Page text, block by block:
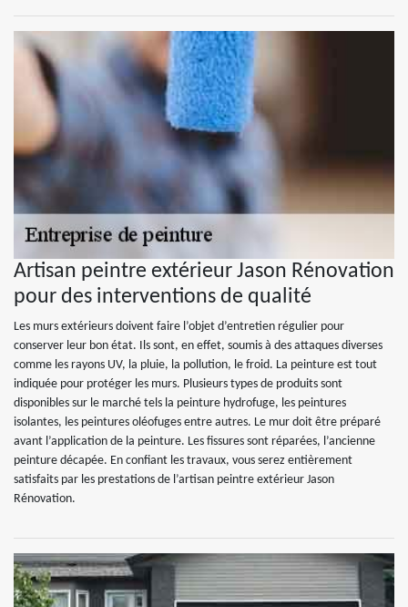
Artisan peintre extérieur Jason Rénovation
pour des interventions de qualité
Les murs extérieurs doivent faire l’objet d’entretien régulier pour
conserver leur bon état. Ils sont, en effet, soumis à des attaques diverses
comme les rayons UV, la pluie, la pollution, le froid. La peinture est tout
indiquée pour protéger les murs. Plusieurs types de produits sont
disponibles sur le marché tels la peinture hydrofuge, les peintures
isolantes, les peintures oléofuges entre autres. Le mur doit être préparé
avant l’application de la peinture. Les fissures sont réparées, l’ancienne
peinture décapée. En confiant les travaux, vous serez entièrement
satisfaits par les prestations de l’artisan peintre extérieur Jason
Rénovation.